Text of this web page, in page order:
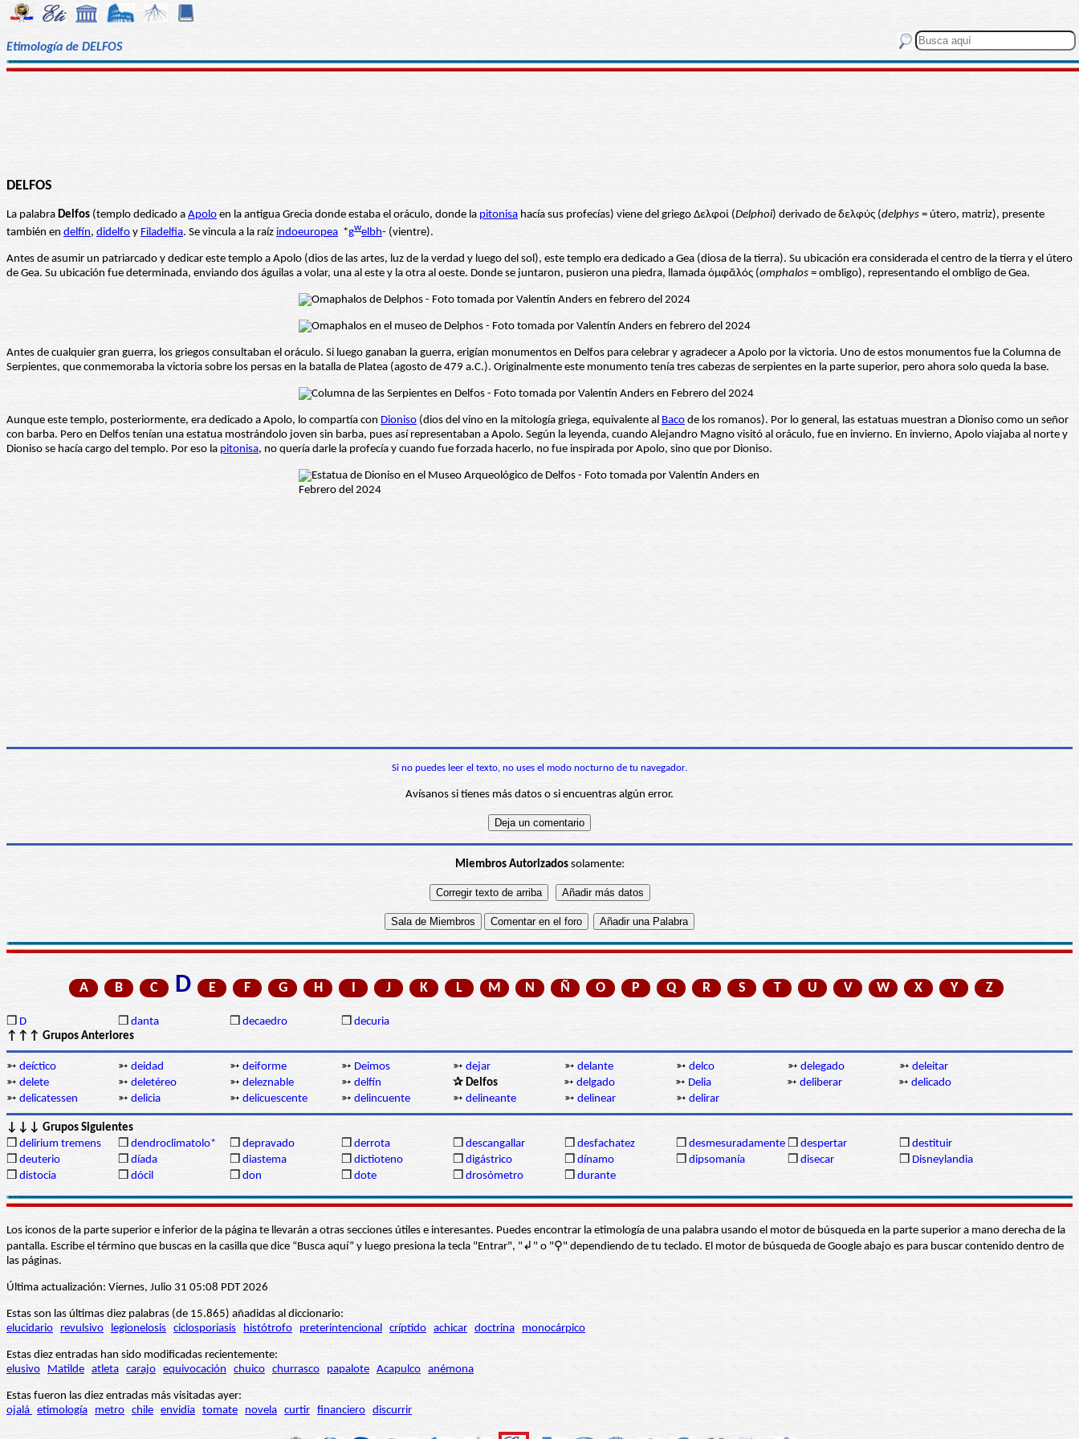
Etimología de DELFOS
DELFOS
La palabra Delfos (templo dedicado a Apolo en la antigua Grecia donde estaba el oráculo, donde la pitonisa hacía sus profecías) viene del griego Δελφοί (Delphoi) derivado de δελφύς (delphys = útero, matriz), presente
también en delfín, didelfo y Filadelfia. Se vincula a la raíz indoeuropea *gwelbh- (vientre).
Antes de asumir un patriarcado y dedicar este templo a Apolo (dios de las artes, luz de la verdad y luego del sol), este templo era dedicado a Gea (diosa de la tierra). Su ubicación era considerada el centro de la tierra y el útero
de Gea. Su ubicación fue determinada, enviando dos águilas a volar, una al este y la otra al oeste. Donde se juntaron, pusieron una piedra, llamada ὀμφᾰλός (omphalos = ombligo), representando el ombligo de Gea.
Antes de cualquier gran guerra, los griegos consultaban el oráculo. Si luego ganaban la guerra, erigían monumentos en Delfos para celebrar y agradecer a Apolo por la victoria. Uno de estos monumentos fue la Columna de
Serpientes, que conmemoraba la victoria sobre los persas en la batalla de Platea (agosto de 479 a.C.). Originalmente este monumento tenía tres cabezas de serpientes en la parte superior, pero ahora solo queda la base.
Aunque este templo, posteriormente, era dedicado a Apolo, lo compartía con Dioniso (dios del vino en la mitología griega, equivalente al Baco de los romanos). Por lo general, las estatuas muestran a Dioniso como un señor
con barba. Pero en Delfos tenían una estatua mostrándolo joven sin barba, pues así representaban a Apolo. Según la leyenda, cuando Alejandro Magno visitó al oráculo, fue en invierno. En invierno, Apolo viajaba al norte y
Dioniso se hacía cargo del templo. Por eso la pitonisa, no quería darle la profecía y cuando fue forzada hacerlo, no fue inspirada por Apolo, sino que por Dioniso.
Si no puedes leer el texto, no uses el modo nocturno de tu navegador.
Avísanos si tienes más datos o si encuentras algún error.
Miembros Autorizadossolamente:
A B C D E F G H I J K L M N Ñ O P Q R S T U V W X Y Z
❒ D ❒ danta ❒ decaedro ❒ decuria
↑↑↑ Grupos Anteriores
➳ deíctico ➳ deidad ➳ deiforme ➳ Deimos ➳ dejar ➳ delante ➳ delco ➳ delegado ➳ deleitar
➳ delete ➳ deletéreo ➳ deleznable ➳ delfín ✰ Delfos ➳ delgado ➳ Delia ➳ deliberar ➳ delicado
➳ delicatessen ➳ delicia ➳ delicuescente ➳ delincuente ➳ delineante ➳ delinear ➳ delirar
↓↓↓ Grupos Siguientes
❒ delirium tremens ❒ dendroclimatolo* ❒ depravado ❒ derrota ❒ descangallar ❒ desfachatez ❒ desmesuradamente ❒ despertar ❒ destituir
❒ deuterio ❒ díada ❒ diastema ❒ dictioteno ❒ digástrico ❒ dínamo ❒ dipsomanía ❒ disecar ❒ Disneylandia
❒ distocia ❒ dócil ❒ don ❒ dote ❒ drosómetro ❒ durante
Los iconos de la parte superior e inferior de la página te llevarán a otras secciones útiles e interesantes. Puedes encontrar la etimología de una palabra usando el motor de búsqueda en la parte superior a mano derecha de la
pantalla. Escribe el término que buscas en la casilla que dice “Busca aquí” y luego presiona la tecla "Entrar", "↲" o "⚲" dependiendo de tu teclado. El motor de búsqueda de Google abajo es para buscar contenido dentro de
las páginas.
Última actualización: Viernes, Julio 31 05:08 PDT 2026
Estas son las últimas diez palabras (de 15.865) añadidas al diccionario:
elucidario
revulsivo legionelosis ciclosporiasis histótrofo preterintencional críptido achicar doctrina monocárpico
Estas diez entradas han sido modificadas recientemente:
elusivo
Matilde atleta carajo equivocación chuico churrasco papalote Acapulco anémona
Estas fueron las diez entradas más visitadas ayer:
ojalá etimología metro chile envidia tomate novela curtir financiero discurrir